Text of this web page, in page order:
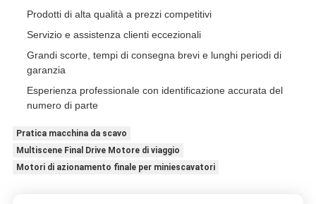
Prodotti di alta qualità a prezzi competitivi
Servizio e assistenza clienti eccezionali
Grandi scorte, tempi di consegna brevi e lunghi periodi di
garanzia
Esperienza professionale con identificazione accurata del
numero di parte
Pratica macchina da scavo
Multiscene Final Drive Motore di viaggio
Motori di azionamento finale per miniescavatori